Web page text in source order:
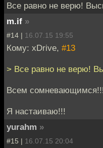
Все равно не верю!
m.if »
#14 | 16.07.15 19:55
Кому: xDrive, #13
> Все равно не верю!
Всем
Я настаиваю!!!
yurahm »
#15 | 16.07.15 20:04